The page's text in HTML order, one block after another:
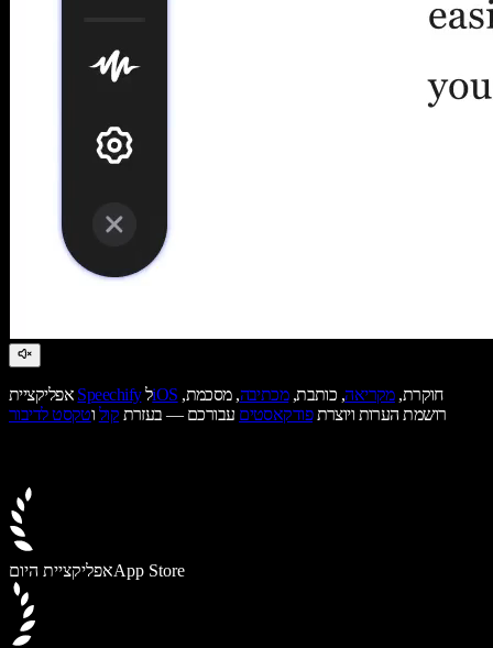
אפליקציית Speechify לiOS חוקרת,מקריאה, כותבת,מכתיבה, מסכמת,
רושמת הערות ויוצרתפודקאסטים עבורכם — בעזרת קול וטקסט לדיבור
אפליקציית היוםApp Store